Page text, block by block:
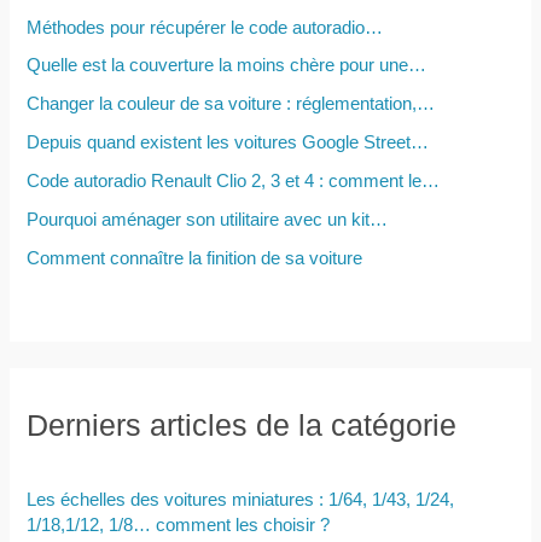
Méthodes pour récupérer le code autoradio…
Quelle est la couverture la moins chère pour une…
Changer la couleur de sa voiture : réglementation,…
Depuis quand existent les voitures Google Street…
Code autoradio Renault Clio 2, 3 et 4 : comment le…
Pourquoi aménager son utilitaire avec un kit…
Comment connaître la finition de sa voiture
Derniers articles de la catégorie
Les échelles des voitures miniatures : 1/64, 1/43, 1/24,
1/18,1/12, 1/8… comment les choisir ?